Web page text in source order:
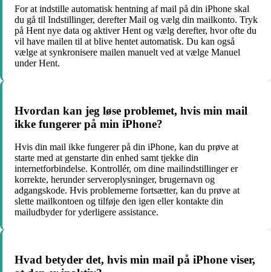
For at indstille automatisk hentning af mail på din iPhone skal
du gå til Indstillinger, derefter Mail og vælg din mailkonto. Tryk
på Hent nye data og aktiver Hent og vælg derefter, hvor ofte du
vil have mailen til at blive hentet automatisk. Du kan også
vælge at synkronisere mailen manuelt ved at vælge Manuel
under Hent.
Hvordan kan jeg løse problemet, hvis min mail
ikke fungerer på min iPhone?
Hvis din mail ikke fungerer på din iPhone, kan du prøve at
starte med at genstarte din enhed samt tjekke din
internetforbindelse. Kontrollér, om dine mailindstillinger er
korrekte, herunder serveroplysninger, brugernavn og
adgangskode. Hvis problemerne fortsætter, kan du prøve at
slette mailkontoen og tilføje den igen eller kontakte din
mailudbyder for yderligere assistance.
Hvad betyder det, hvis min mail på iPhone viser,